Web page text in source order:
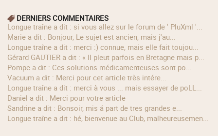
DERNIERS COMMENTAIRES
longue traîne a dit : si vous allez sur le forum de ' PluXml '...
Marie a dit : Bonjour, Le sujet est ancien, mais j'au...
longue traîne a dit : merci :) connue, mais elle fait toujou...
Gérard GAUTIER a dit : « Il pleut parfois en Bretagne mais p...
Pompe a dit : Ces solutions médicamenteuses sont po...
Vacuum a dit : Merci pour cet article très intére...
longue traîne a dit : merci à vous ... mais essayer de poLL...
Daniel a dit : Merci pour votre article
Sandrine a dit : Bonsoir, mis á part de tres grandes e...
longue traîne a dit : hé, bienvenue au Club, malheureusemen...